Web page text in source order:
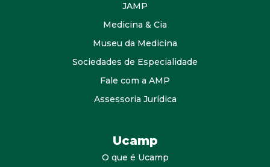
JAMP
Medicina & Cia
Museu da Medicina
Sociedades de Especialidade
Fale com a AMP
Assessoria Jurídica
Ucamp
O que é Ucamp